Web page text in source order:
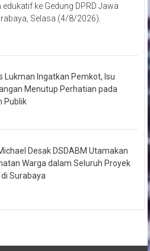
ke Gedung DPRD Jawa
Selasa (4/8/2026).
Lukman Ingatkan Pemkot, Isu
Menutup Perhatian pada
Publik
Desak DSDABM Utamakan
Warga dalam Seluruh Proyek
Surabaya